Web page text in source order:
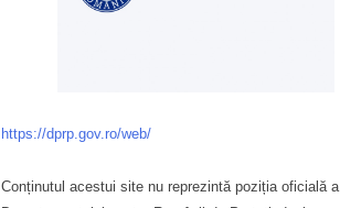
https://dprp.gov.ro/web/
Conținutul acestui site nu reprezintă poziția oficială a